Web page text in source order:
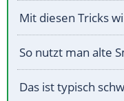
Mit diesen Tricks
So nutzt man alte
Das ist typisch